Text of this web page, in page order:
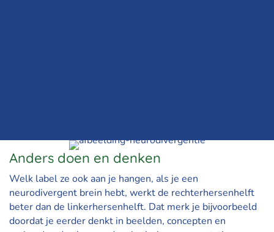
Anders doen en denken
Welk label ze ook aan je hangen, als je een
neurodivergent brein hebt, werkt de rechterhersenhelft
beter dan de linkerhersenhelft. Dat merk je bijvoorbeeld
doordat je eerder denkt in beelden, concepten en